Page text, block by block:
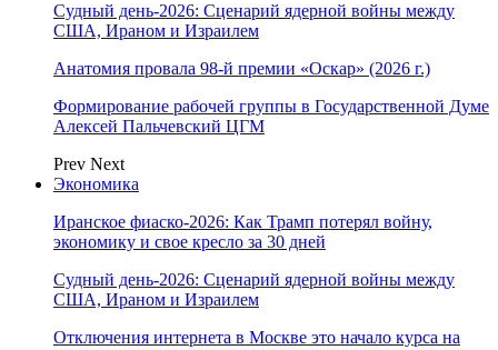
Судный день-2026: Сценарий ядерной войны между
США, Ираном и Израилем
Анатомия провала 98-й премии «Оскар» (2026 г.)
Формирование рабочей группы в Государственной Думе
Алексей Пальчевский ЦГМ
Prev Next
Экономика
Иранское фиаско-2026: Как Трамп потерял войну,
экономику и свое кресло за 30 дней
Судный день-2026: Сценарий ядерной войны между
США, Ираном и Израилем
Отключения интернета в Москве это начало курса на